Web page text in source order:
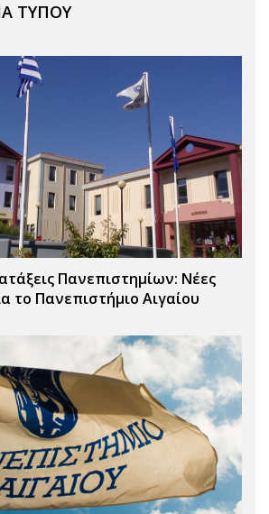
ΤΥΠΟΥ
Πανεπιστημίων: Νέες
το Πανεπιστήμιο Αιγαίου